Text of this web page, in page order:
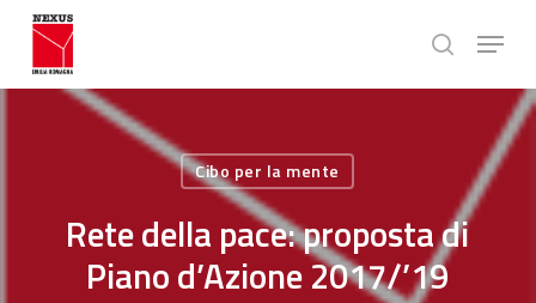
Skip
main
content
search
Menu
Cibo per la mente
Rete della pace: proposta di
Piano d’Azione 2017/’19
Menu